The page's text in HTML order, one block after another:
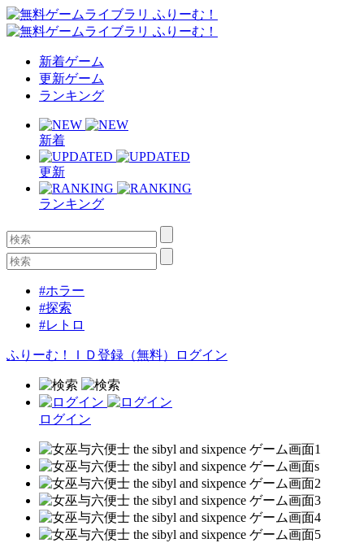
新着ゲーム
更新ゲーム
ランキング
新着
更新
ランキング
#ホラー
#探索
#レトロ
ふりーむ！ＩＤ登録（無料） ログイン
ログイン